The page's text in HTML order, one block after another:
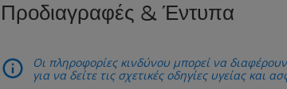
Προδιαγραφές & Έντυπα
Οι πληροφορίες κινδύνου μπορεί να
για να δείτε τις σχετικές οδηγίες υγείας και